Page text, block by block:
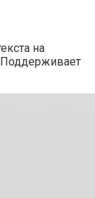
на
Поддерживает